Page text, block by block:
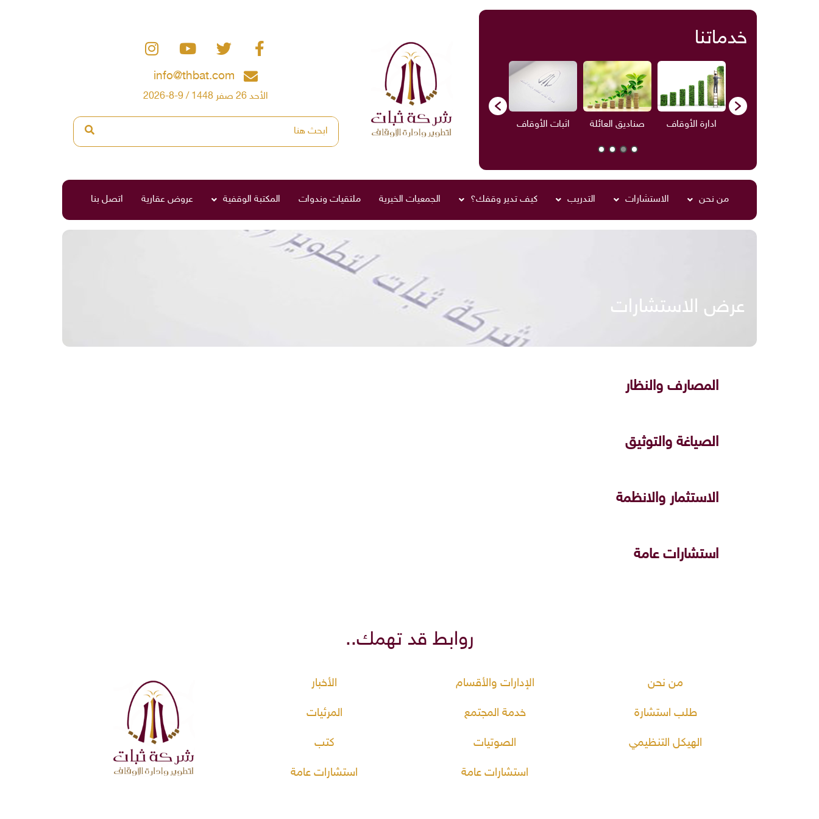
خدماتنا
ادارة الأوقاف صناديق العائلة اثبات الأوقاف الاستشارات ادارة الأوقاف صناديق العائلة
info@thbat.com
الأحد 26 صفر 1448 / 9-8-2026
من نحن الاستشارات التدريب كيف تدير وقفك؟ الجمعيات الخيرية ملتقيات وندوات المكتبة الوقفية عروض عقارية اتصل بنا
عرض الاستشارات
المصارف والنظار
الصياغة والتوثيق
الاستثمار والانظمة
استشارات عامة
روابط قد تهمك..
من نحن
طلب استشارة
الهيكل التنظيمي
الإدارات والأقسام
خدمة المجتمع
الصوتيات
استشارات عامة
الأخبار
المرئيات
كتب
استشارات عامة